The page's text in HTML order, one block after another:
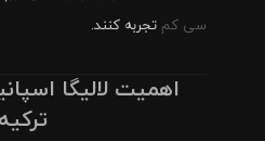
سی کم تجربه کنند.
اهمیت لالیگا
ترکیه